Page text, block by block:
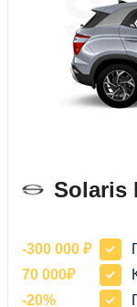
Solaris
-300 000 ₽
70 000₽
-20%